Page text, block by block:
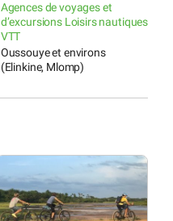
Agences de voyages et
d’excursions Loisirs nautiques
VTT
Oussouye et environs
(Elinkine, Mlomp)